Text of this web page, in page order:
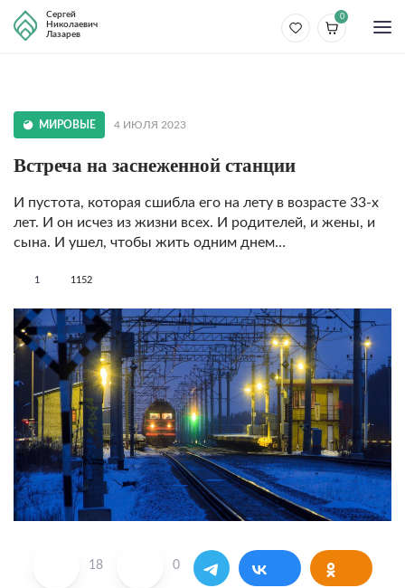
Сергей
Николаевич
Лазарев
0
МИРОВЫЕ 4 ИЮЛЯ 2023
Встреча на заснеженной станции
И пустота, которая сшибла его на лету в возрасте 33-х
лет. И он исчез из жизни всех. И родителей, и жены, и
сына. И ушел, чтобы жить одним днем…
1 1152
18 0